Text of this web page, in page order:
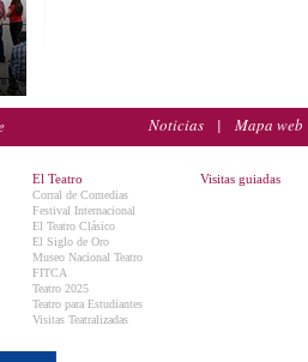
Noticias | Mapa web
El Teatro
Corral de Comedias
Festival Internacional
El Teatro Clásico
El Siglo de Oro
Museo Nacional Teatro
FITCA
Teatro 2025
Teatro para Estudiantes
Visitas Teatralizadas
Visitas guiadas